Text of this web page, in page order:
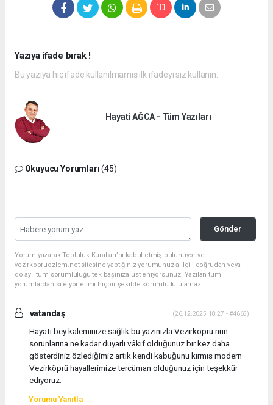
Yazıya ifade bırak !
Bu yazıya hiç ifade kullanılmamış ilk ifadeyi siz kullanın.
Hayati AĞCA - Tüm Yazıları
Okuyucu Yorumları(45)
Gönder
Yorum yazarak Topluluk Kuralları’nı kabul etmiş bulunuyor ve
vezirkopruozlem.net sitesine yaptığınız yorumunuzla ilgili doğrudan veya
dolaylı tüm sorumluluğu tek başınıza üstleniyorsunuz. Yazılan tüm
yorumlardan site yönetimi hiçbir şekilde sorumlu tutulamaz.
vatandaş (26.12.2025 18:27 - #4665)
Hayati bey kaleminize sağlık bu yazınızla Vezirköprü nün
sorunlarına ne kadar duyarlı vâkıf olduğunuz bir kez daha
gösterdiniz özlediğimiz artık kendi kabuğunu kırmış modern
Vezirköprü hayallerimize tercüman olduğunuz için teşekkür
ediyoruz.
Yorumu Yanıtla